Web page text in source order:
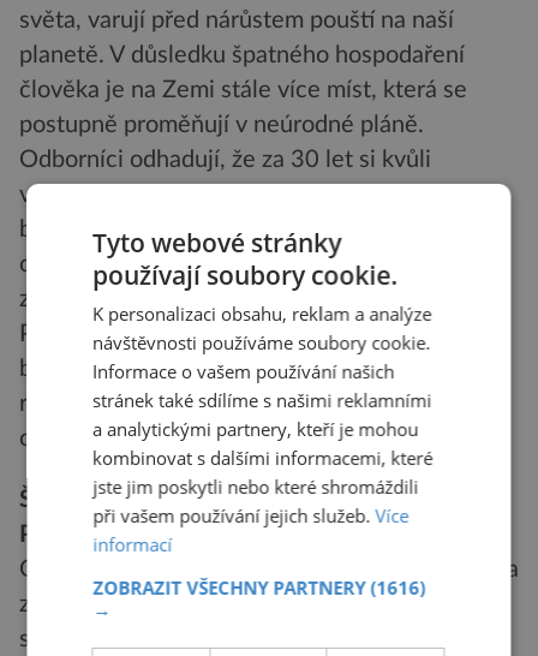
světa, varují před nárůstem pouští na naší
planetě. V důsledku špatného hospodaření
člověka je na Zemi stále více míst, která se
postupně proměňují v neúrodné pláně.
Odborníci odhadují, že za 30 let si kvůli
výraznému nárůstu zcela vyprahlých lokalit
budou muset hledat nové domovy stovky tisíc
obyvatel. Vědci navíc varují, že vliv pouští není
znát pouze v jejich bezprostřední blízkosti.
Podle mezinárodní skupiny expertů písečná
bouře na poušti Gobi nebo na Sahaře způsobí
respirační problémy i lidem v tak vzdálené
oblasti, jako je Severní Amerika.
ŠIKOVNÉ SENZORY PRO VÁŠ VŮZ
Podle kostí vám nastaví bezpečnostní pásy!
Odborníci z Cranfield Impact Research Centre a
z Nissan Technical Centre Europe navrhli
speciální snímač prstů. Díky ultrazvuku senzor
Tyto webové stránky
používají soubory cookie.
K personalizaci obsahu, reklam a analýze
návštěvnosti používáme soubory cookie.
Informace o vašem používání našich
stránek také sdílíme s našimi reklamními
a analytickými partnery, kteří je mohou
kombinovat s dalšími informacemi, které
jste jim poskytli nebo které shromáždili
při vašem používání jejich služeb.Více
informací
ZOBRAZIT VŠECHNY PARTNERY(1616)
→